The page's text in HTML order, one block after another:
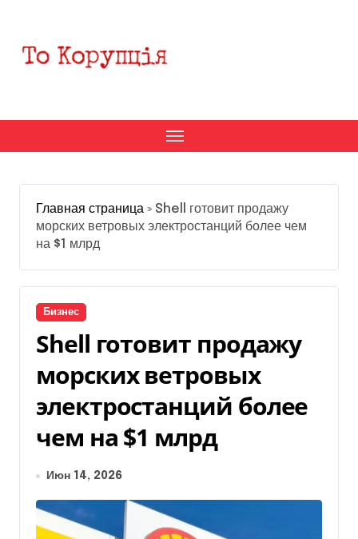
содержанию
Главная страница » Shell готовит продажу
морских ветровых электростанций более чем
на $1 млрд
Бизнес
Shell готовит продажу
морских ветровых
электростанций более
чем на $1 млрд
Июн 14, 2026